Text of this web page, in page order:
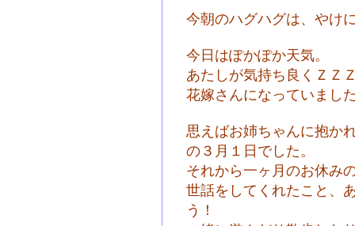
今朝のハグハグは、やけ
今日はぽかぽか天気。
あたしが気持ち良くＺＺ
花嫁さんになっていまし
思えばお姉ちゃんに抱か
の３月１日でした。
それから一ヶ月のお休み
世話をしてくれたこと、
う！